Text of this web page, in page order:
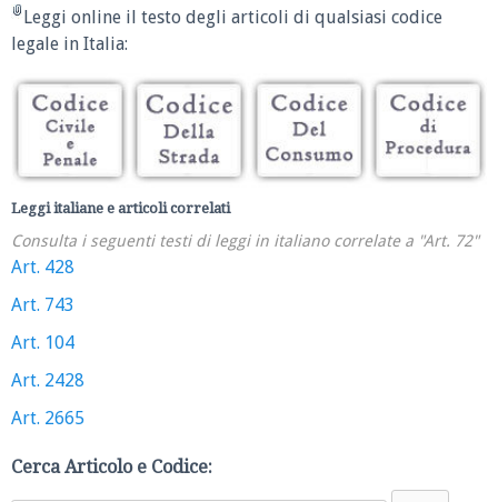
Leggi online il testo degli articoli di qualsiasi codice
legale in Italia:
Leggi italiane e articoli correlati
Consulta i seguenti testi di leggi in italiano correlate a "Art. 72"
Art. 428
Art. 743
Art. 104
Art. 2428
Art. 2665
Cerca Articolo e Codice: